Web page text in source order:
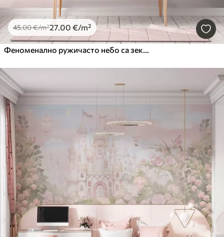
45.00€/m²27.00 €/m²
Феноменално ружичасто небо са зековима